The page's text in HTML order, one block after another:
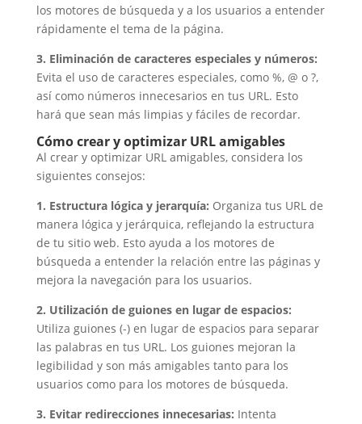
los motores de búsqueda y a los usuarios a entender
rápidamente el tema de la página.
3. Eliminación de caracteres especiales y números:
Evita el uso de caracteres especiales, como %, @ o ?,
así como números innecesarios en tus URL. Esto
hará que sean más limpias y fáciles de recordar.
Cómo crear y optimizar URL amigables
Al crear y optimizar URL amigables, considera los
siguientes consejos:
1. Estructura lógica y jerarquía: Organiza tus URL de
manera lógica y jerárquica, reflejando la estructura
de tu sitio web. Esto ayuda a los motores de
búsqueda a entender la relación entre las páginas y
mejora la navegación para los usuarios.
2. Utilización de guiones en lugar de espacios:
Utiliza guiones (-) en lugar de espacios para separar
las palabras en tus URL. Los guiones mejoran la
legibilidad y son más amigables tanto para los
usuarios como para los motores de búsqueda.
3. Evitar redirecciones innecesarias: Intenta